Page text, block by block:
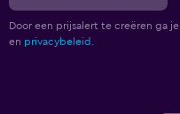
Door een prijsalert te creëren ga
en privacybeleid.